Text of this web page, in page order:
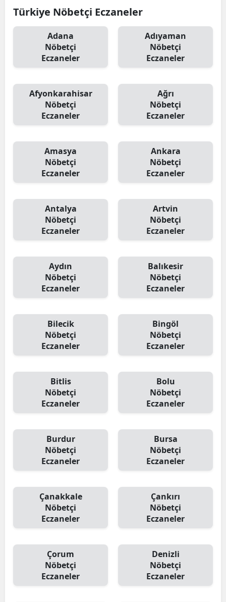
Türkiye Nöbetçi Eczaneler
Adana
Nöbetçi
Eczaneler
Adıyaman
Nöbetçi
Eczaneler
Afyonkarahisar
Nöbetçi
Eczaneler
Ağrı
Nöbetçi
Eczaneler
Amasya
Nöbetçi
Eczaneler
Ankara
Nöbetçi
Eczaneler
Antalya
Nöbetçi
Eczaneler
Artvin
Nöbetçi
Eczaneler
Aydın
Nöbetçi
Eczaneler
Balıkesir
Nöbetçi
Eczaneler
Bilecik
Nöbetçi
Eczaneler
Bingöl
Nöbetçi
Eczaneler
Bitlis
Nöbetçi
Eczaneler
Bolu
Nöbetçi
Eczaneler
Burdur
Nöbetçi
Eczaneler
Bursa
Nöbetçi
Eczaneler
Çanakkale
Nöbetçi
Eczaneler
Çankırı
Nöbetçi
Eczaneler
Çorum
Nöbetçi
Eczaneler
Denizli
Nöbetçi
Eczaneler